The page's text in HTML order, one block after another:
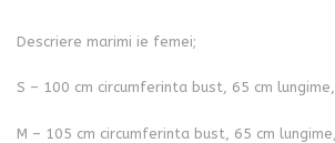
Descriere marimi ie femei;
S – 100 cm circumferinta bust, 65 cm lungime,
M – 105 cm circumferinta bust, 65 cm lungime,